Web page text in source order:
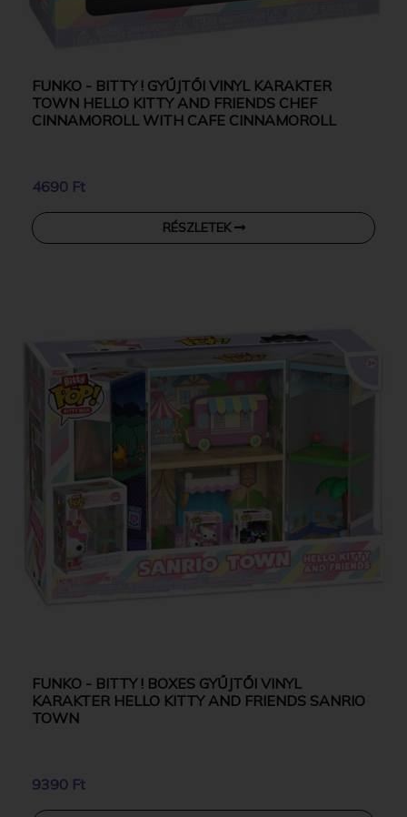
FUNKO - BITTY ! GYŰJTŐI VINYL KARAKTER
TOWN HELLO KITTY AND FRIENDS CHEF
CINNAMOROLL WITH CAFE CINNAMOROLL
4690 Ft
RÉSZLETEK
FUNKO - BITTY ! BOXES GYŰJTŐI VINYL
KARAKTER HELLO KITTY AND FRIENDS SANRIO
TOWN
9390 Ft